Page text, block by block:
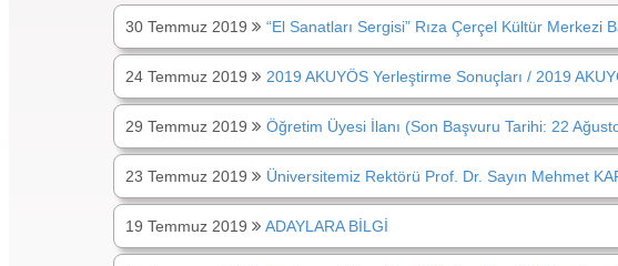
30 Temmuz 2019 “El Sanatları Sergisi” Rıza Çerçel Kültür Merkezi
24 Temmuz 2019 2019 AKUYÖS Yerleştirme Sonuçları / 2019
29 Temmuz 2019 Öğretim Üyesi İlanı (Son Başvuru Tarihi: 22
23 Temmuz 2019 Üniversitemiz Rektörü Prof. Dr. Sayın Mehmet
19 Temmuz 2019 ADAYLARA BİLGİ